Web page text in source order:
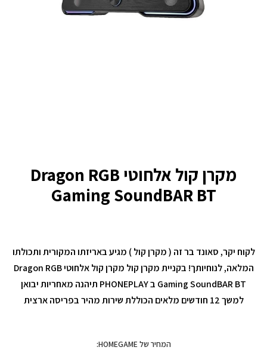
מקרן קול אלחוטי Dragon RGB
Gaming SoundBAR BT
לקוח יקר, סאונד בר זה ( מקרן קול ) מגיע באריזתו המקורית ותכולתו
המלאה, לנוחיותך! בקניית מקרן קול מקרן קול אלחוטי Dragon RGB
Gaming SoundBAR BT ב PHONEPLAY תיהנה מאחריות יבואן
למשך 12 חודשים מלאים הכוללת שירות מהיר בפריסה ארצית
המחיר של HOMEGAME: